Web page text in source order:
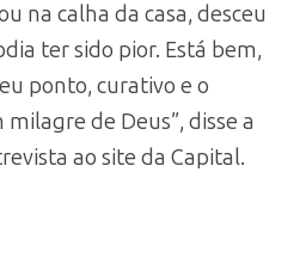
na calha da casa, desceu
ter sido pior. Está bem,
ponto, curativo e o
de Deus”, disse a
ao site da Capital.